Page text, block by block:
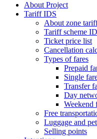
About Project
Tariff IDS
About zone
Tariff scheme
Ticket price list
Cancellation
Types of fares
Prepaid
Single
Transfer
Day
Weekend
Free
Luggage and
Selling points